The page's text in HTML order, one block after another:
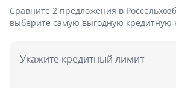
Сравните 2 предложения в
выберите самую выгодную кредитную
Укажите кредитный лимит